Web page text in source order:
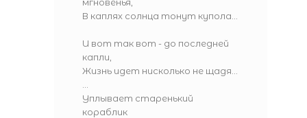
В каплях солнца тонут купола...
И вот так вот - до последней
капли,
Жизнь идет нисколько не щадя...
Уплывает старенький
кораблик